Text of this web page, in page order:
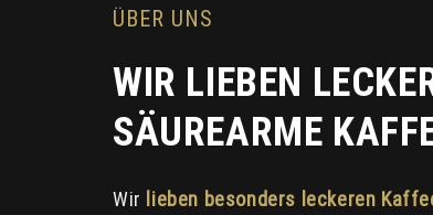
ÜBER UNS
WIR LIEBEN
SÄUREARME
Wir lieben besonders leckeren